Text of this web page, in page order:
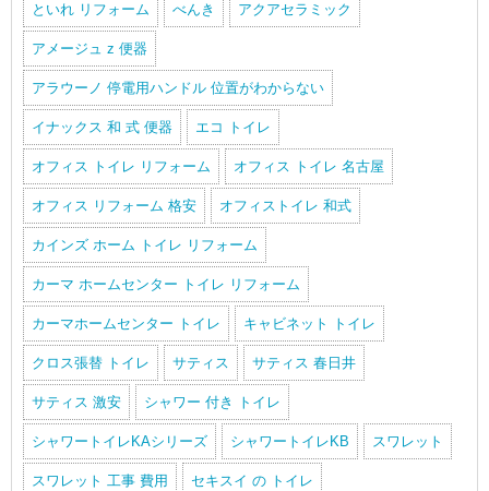
といれ リフォーム べんき アクアセラミック
アメージュ z 便器
アラウーノ 停電用ハンドル 位置がわからない
イナックス 和 式 便器 エコ トイレ
オフィス トイレ リフォーム オフィス トイレ 名古屋
オフィス リフォーム 格安 オフィストイレ 和式
カインズ ホーム トイレ リフォーム
カーマ ホームセンター トイレ リフォーム
カーマホームセンター トイレ キャビネット トイレ
クロス張替 トイレ サティス サティス 春日井
サティス 激安 シャワー 付き トイレ
シャワートイレKAシリーズ シャワートイレKB スワレット
スワレット 工事 費用 セキスイ の トイレ